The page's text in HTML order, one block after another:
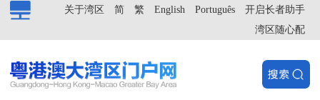
开启长者助手
Português
English
繁
简
关于湾区
湾区随心配